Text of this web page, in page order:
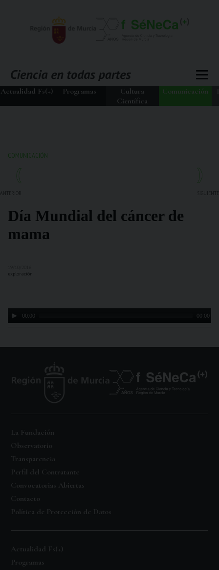
Actualidad Fs(+) Programas
Cultura
Científica
Comunicación
COMUNICACIÓN
Día Mundial del cáncer de
mama
exploración
Audio
Player
00:00 00:00
La Fundación
Observatorio
Transparencia
Perfil del Contratante
Convocatorias Abiertas
Contacto
Política de Protección de Datos
Actualidad Fs(+)
Programas